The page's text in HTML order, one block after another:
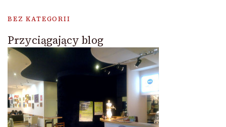
BEZ KATEGORII
Przyciągający blog